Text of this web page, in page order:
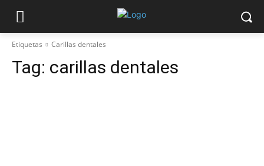
Etiquetas Carillas dentales
Tag: carillas dentales